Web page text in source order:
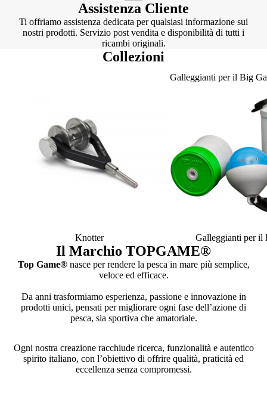
Assistenza Cliente
Ti offriamo assistenza dedicata per qualsiasi informazione sui
nostri prodotti. Servizio post vendita e disponibilità di tutti i
ricambi originali.
Collezioni
Knotter
Knotter
Galleggianti per il Big
Galleggianti per il
Il Marchio TOPGAME®
Top Game®nasce per rendere la pesca in mare più semplice,
veloce ed efficace.
Da anni trasformiamo esperienza, passione e innovazione in
prodotti unici, pensati per migliorare ogni fase dell’azione di
pesca, sia sportiva che amatoriale.
Ogni nostra creazione racchiude ricerca, funzionalità e autentico
spirito italiano, con l’obiettivo di offrire qualità, praticità ed
eccellenza senza compromessi.